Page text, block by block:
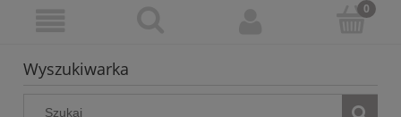
Wyszukiwarka